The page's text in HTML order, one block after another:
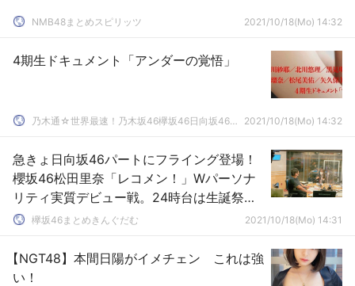
NMB48まとめスピリッツ 2021/10/18(Mo) 14:32
4期生ドキュメント「アンダーの覚悟」
乃木通☆世界最速！乃木坂46欅坂46日向坂46速報まとめ 2021/10/18(Mo) 14:32
急きょ日向坂46パートにフライング登場！
櫻坂46松田里奈「レコメン！」Wパーソナ
リティ実質デビュー戦。24時台は生誕祭企
画もお届け
欅坂46まとめきんぐだむ 2021/10/18(Mo) 14:31
【NGT48】本間日陽がイメチェン これは強
い！